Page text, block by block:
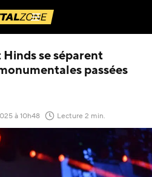
Menu
se séparent
passées
(Mis à jour le )
à 10h48 Lecture 2 min.